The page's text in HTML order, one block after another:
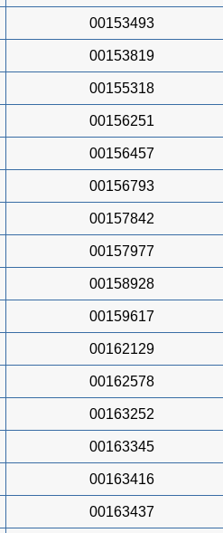
00153493
00153819
00155318
00156251
00156457
00156793
00157842
00157977
00158928
00159617
00162129
00162578
00163252
00163345
00163416
00163437